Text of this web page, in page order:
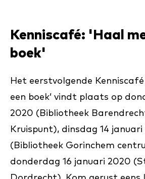
Kenniscafé: 'Haal
boek'
Het eerstvolgende
een boek’ vindt plaats op
2020 (Bibliotheek
Kruispunt), dinsdag 14 januari
(Bibliotheek Gorinchem
donderdag 16 januari 2020